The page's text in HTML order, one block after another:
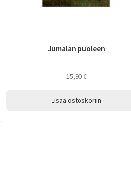
Jumalan puoleen
15,90€
Lisää ostoskoriin